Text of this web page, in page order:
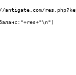
antigate.com/
баланс:"+res+"\n")